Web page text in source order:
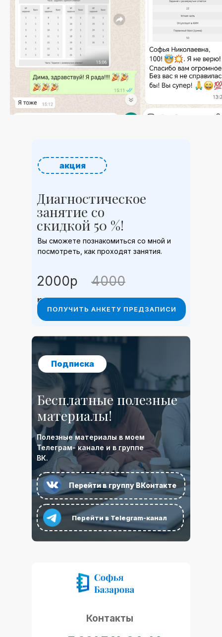
Вы сможете познакомиться со мной и
посмотреть, как проходят занятия.
акция
Диагностическое
занятие со
скидкой 50 %!
4000
2000р
р. р
ПОЛУЧИТЬ АНКЕТУ ПРЕДЗАПИСИ
Перейти в Telegram-канал
Полезные материалы в моем
Телеграм- канале и в группе
ВК.
Бесплатные полезные
материалы!
Подписка
Перейти в группу ВКонтакте
Контакты